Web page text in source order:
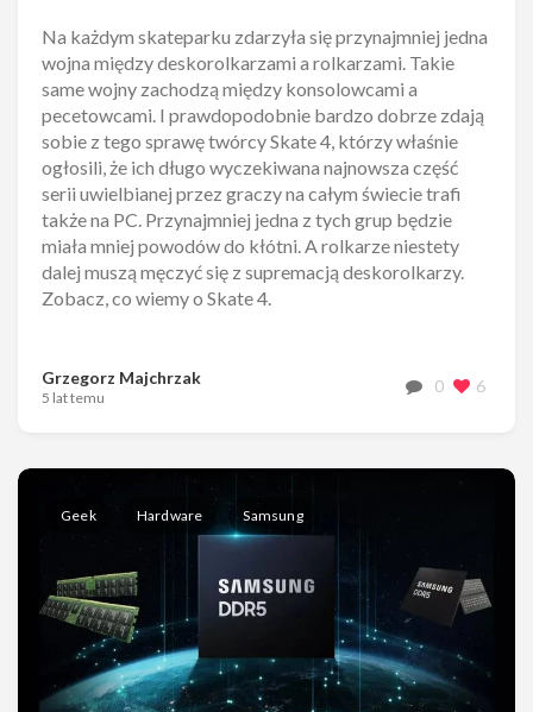
Na każdym skateparku zdarzyła się przynajmniej jedna
wojna między deskorolkarzami a rolkarzami. Takie
same wojny zachodzą między konsolowcami a
pecetowcami. I prawdopodobnie bardzo dobrze zdają
sobie z tego sprawę twórcy Skate 4, którzy właśnie
ogłosili, że ich długo wyczekiwana najnowsza część
serii uwielbianej przez graczy na całym świecie trafi
także na PC. Przynajmniej jedna z tych grup będzie
miała mniej powodów do kłótni. A rolkarze niestety
dalej muszą męczyć się z supremacją deskorolkarzy.
Zobacz, co wiemy o Skate 4.
Grzegorz Majchrzak
5 lat temu
0 6
Geek Hardware Samsung